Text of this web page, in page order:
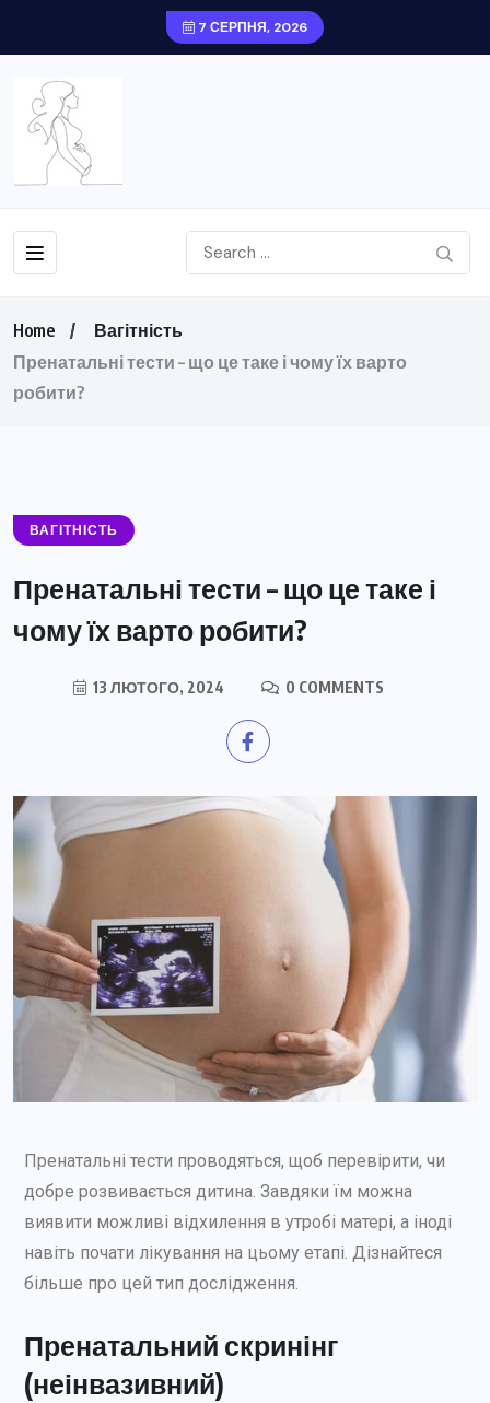
7 СЕРПНЯ, 2026
Home
Вагітність
Пренатальні тести – що це таке і чому їх варто
робити?
ВАГІТНІСТЬ
Пренатальні тести – що це таке і
чому їх варто робити?
13 ЛЮТОГО, 2024 0 COMMENTS
Пренатальні тести проводяться, щоб перевірити, чи
добре розвивається дитина. Завдяки їм можна
виявити можливі відхилення в утробі матері, а іноді
навіть почати лікування на цьому етапі. Дізнайтеся
більше про цей тип дослідження.
Пренатальний скринінг
(неінвазивний)